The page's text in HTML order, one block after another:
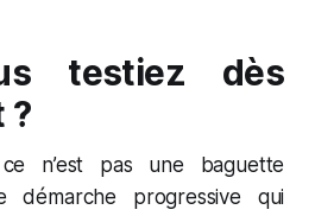
testiez dès
?
n’est pas une baguette
démarche progressive qui